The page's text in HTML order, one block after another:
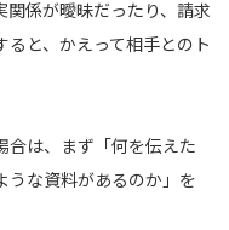
係が曖昧だったり、請求
と、かえって相手とのト
合は、まず「何を伝えた
うな資料があるのか」を